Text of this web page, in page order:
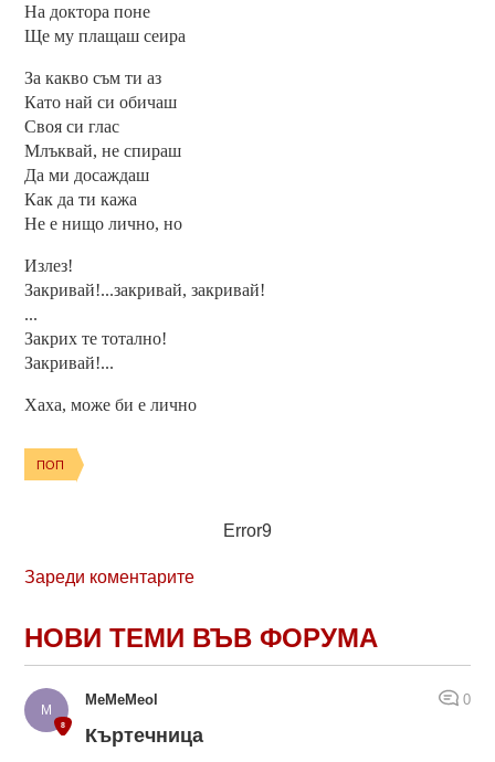
На доктора поне
Ще му плащаш сеира
За какво съм ти аз
Като най си обичаш
Своя си глас
Млъквай, не спираш
Да ми досаждаш
Как да ти кажа
Не е нищо лично, но
Излез!
Закривай!...закривай, закривай!
...
Закрих те тотално!
Закривай!...
Хаха, може би е лично
ПОП
Error9
Зареди коментарите
НОВИ ТЕМИ ВЪВ ФОРУМА
MeMeMeol 0
Къртечница